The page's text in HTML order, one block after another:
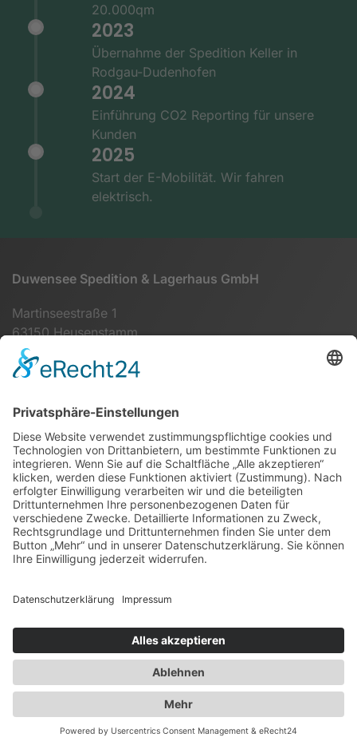
20.000qm
2023
Übernahme der Spedition Keller in
Rodgau-Dudenhofen
2024
Einführung CO2 Reporting für unsere
Kunden
2025
Start der E-Mobilität. Wir fahren
elektrisch.
Duwensee Spedition & Lagerhaus GmbH
Martinseestraße 1
63150 Heusenstamm
+49 (0) 6104 64860 - 00
Spezialisten für:
Fernverkehr Transport Europa
Nahverkehr Transport Rhein-Main
UK-Transporte
Lagerlogistik
Weiteres:
Datenschutzerklärung
Duwensee auf Facebook